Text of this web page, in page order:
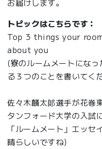
お届けします。
トピックはこちらです：
Top 3 things your
about you
(寮のルームメートにな
る３つのことを書いてく
佐々木麟太郞選手が花巻
タンフォード大学の入試
「ルームメート」エッ
晴らしいですね)